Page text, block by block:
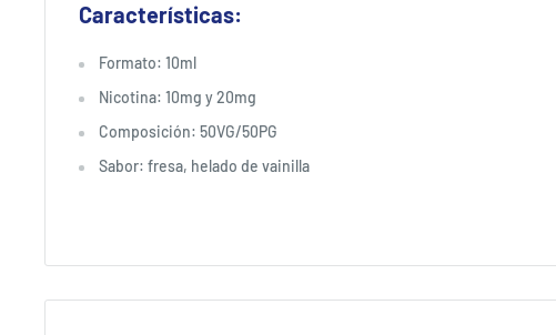
Características:
Formato: 10ml
Nicotina: 10mg y 20mg
Composición: 50VG/50PG
Sabor: fresa, helado de vainilla